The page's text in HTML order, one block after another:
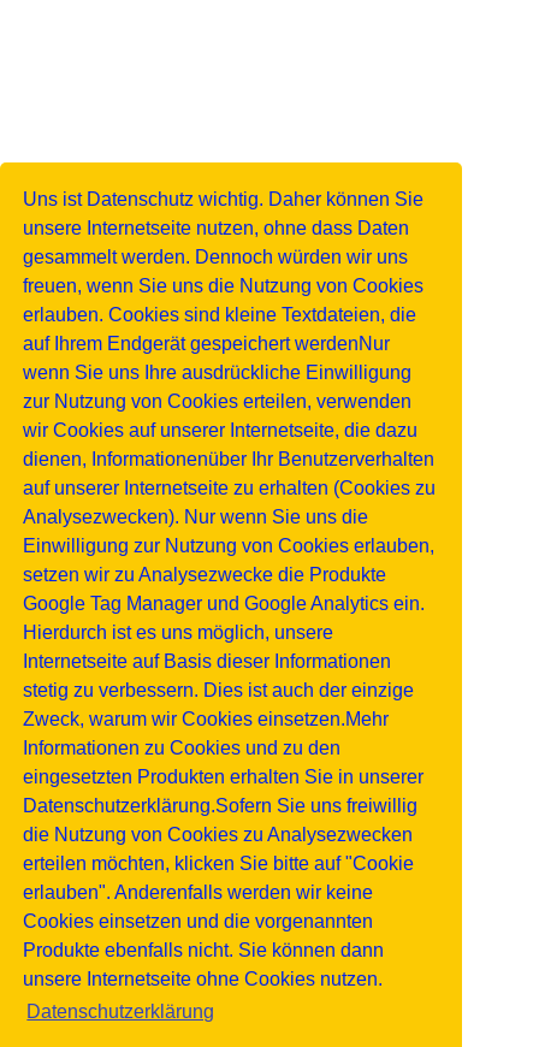
Uns ist Datenschutz wichtig. Daher können Sie
unsere Internetseite nutzen, ohne dass Daten
gesammelt werden. Dennoch würden wir uns
freuen, wenn Sie uns die Nutzung von Cookies
erlauben. Cookies sind kleine Textdateien, die
auf Ihrem Endgerät gespeichert werdenNur
wenn Sie uns Ihre ausdrückliche Einwilligung
zur Nutzung von Cookies erteilen, verwenden
wir Cookies auf unserer Internetseite, die dazu
dienen, Informationenüber Ihr Benutzerverhalten
auf unserer Internetseite zu erhalten (Cookies zu
Analysezwecken). Nur wenn Sie uns die
Einwilligung zur Nutzung von Cookies erlauben,
setzen wir zu Analysezwecke die Produkte
Google Tag Manager und Google Analytics ein.
Hierdurch ist es uns möglich, unsere
Internetseite auf Basis dieser Informationen
stetig zu verbessern. Dies ist auch der einzige
Zweck, warum wir Cookies einsetzen.Mehr
Informationen zu Cookies und zu den
eingesetzten Produkten erhalten Sie in unserer
Datenschutzerklärung.Sofern Sie uns freiwillig
die Nutzung von Cookies zu Analysezwecken
erteilen möchten, klicken Sie bitte auf "Cookie
erlauben". Anderenfalls werden wir keine
Cookies einsetzen und die vorgenannten
Produkte ebenfalls nicht. Sie können dann
unsere Internetseite ohne Cookies nutzen.
Datenschutzerklärung